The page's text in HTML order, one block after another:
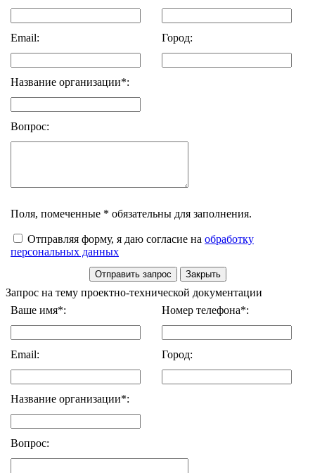
Email: Город:
Название организации*:
Вопрос:
Поля, помеченные * обязательны для заполнения.
Отправляя форму, я даю согласие на обработку
персональных данных
Запрос на тему проектно-технической документации
Ваше имя*:
Номер телефона*:
Email: Город:
Название организации*:
Вопрос: